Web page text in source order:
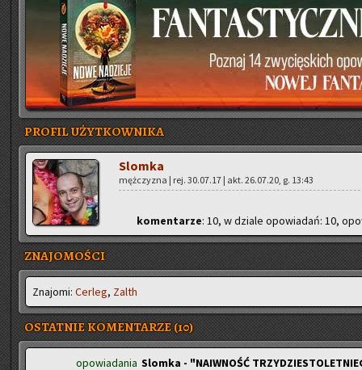
PROFIL UŻYTKOWNIKA
Slom­ka
męż­czy­zna | rej. 30.07.17 | akt. 26.07.20, g. 13:43
ko­men­ta­rze: 10, w dzia­le opo­wia­dań: 10,
ZNAJOMOŚCI
Zna­jo­mi: Cer­leg, Zalth
OSTATNIE KOMENTARZE (10)
opowiadania Slomka - "NAIWNOŚĆ